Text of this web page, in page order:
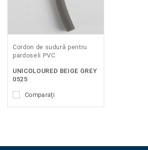
Cordon de sudură pentru
pardoseli PVC
UNICOLOURED BEIGE GREY
0525
Comparaţi